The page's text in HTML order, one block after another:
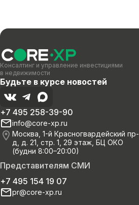
Консалтинг и управление инвестициями
в недвижимости
Будьте в курсе новостей
Представителям СМИ
+7 495 154 19 07
pr@core-xp.ru
+7 495 258-39-90
info@core-xp.ru
Москва, 1-й Красногвардейский пр-
д, д. 21, стр. 1, 29 этаж, БЦ ОКО
(будни 8:00–20:00)